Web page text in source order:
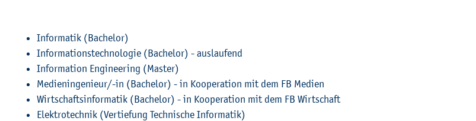
In­for­ma­tik (Ba­che­lor)
In­for­ma­ti­ons­tech­no­lo­gie (Ba­che­lor) - aus­lau­fend
In­for­ma­ti­on En­gi­nee­ring (Mas­ter)
Me­di­en­in­ge­nieur/-in (Ba­che­lor) - in Ko­ope­ra­ti­on mit dem FB Me­di­en
Wirt­schafts­in­for­ma­tik (Ba­che­lor) - in Ko­ope­ra­ti­on mit dem FB Wirt­schaft
Elek­tro­tech­nik (Ver­tie­fung Tech­ni­sche In­for­ma­tik)